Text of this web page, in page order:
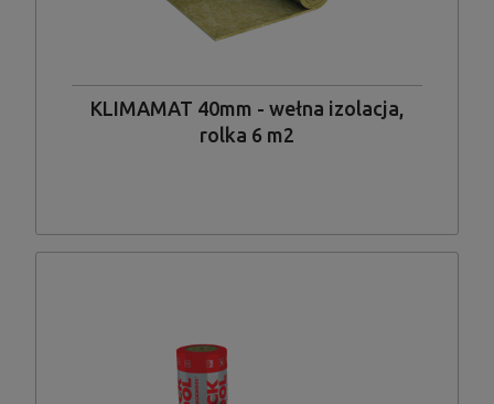
KLIMAMAT 40mm - wełna izolacja,
rolka 6 m2